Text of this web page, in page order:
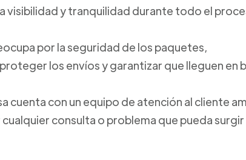
visibilidad y tranquilidad durante todo el
por la seguridad de los paquetes,
los envíos y garantizar que lleguen en
cuenta con un equipo de atención al cliente
consulta o problema que pueda surgir